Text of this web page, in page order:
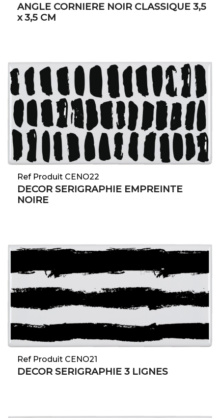
ANGLE CORNIERE NOIR CLASSIQUE 3,5
x 3,5 CM
Ref Produit CENO22
DECOR SERIGRAPHIE EMPREINTE
NOIRE
Ref Produit CENO21
DECOR SERIGRAPHIE 3 LIGNES